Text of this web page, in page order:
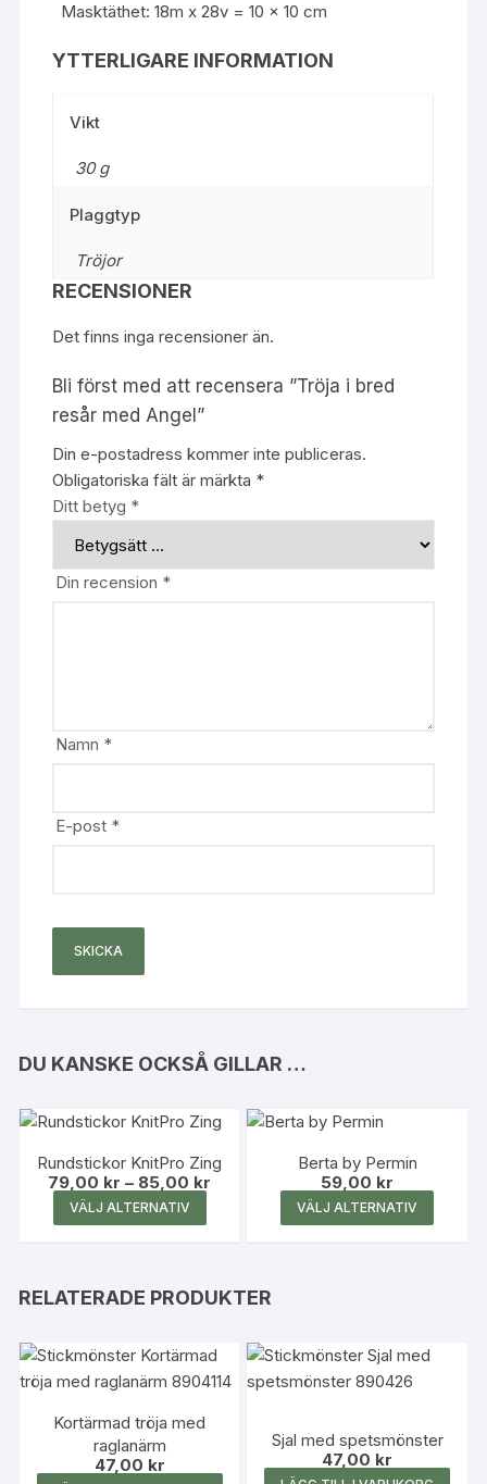
Masktäthet: 18m x 28v = 10 x 10 cm
YTTERLIGARE INFORMATION
Vikt
30 g
Plaggtyp
Tröjor
RECENSIONER
Det finns inga recensioner än.
Bli först med att recensera ”Tröja i bred
resår med Angel”
Din e-postadress kommer inte publiceras.
Obligatoriska fält är märkta *
Ditt betyg *
Din recension *
Namn *
E-post *
DU KANSKE OCKSÅ GILLAR …
Rundstickor KnitPro Zing
79,00 kr – 85,00 kr
VÄLJ ALTERNATIV
här
flera
De
olika
Berta by Permin
59,00 kr
VÄLJ ALTERNATIV
här
kan
väljas
RELATERADE PRODUKTER
Kortärmad tröja med
raglanärm
47,00 kr
Sjal med spetsmönster
47,00 kr